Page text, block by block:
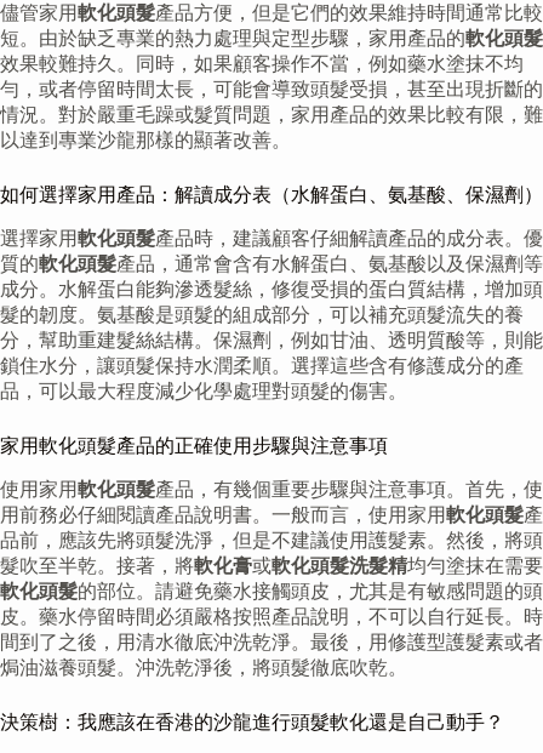
儘管家用軟化頭髮產品方便，但是它們的效果維持時間通常比較
短。由於缺乏專業的熱力處理與定型步驟，家用產品的軟化頭髮
效果較難持久。同時，如果顧客操作不當，例如藥水塗抹不均
勻，或者停留時間太長，可能會導致頭髮受損，甚至出現折斷的
情況。對於嚴重毛躁或髮質問題，家用產品的效果比較有限，難
以達到專業沙龍那樣的顯著改善。
如何選擇家用產品：解讀成分表（水解蛋白、氨基酸、保濕劑）
選擇家用軟化頭髮產品時，建議顧客仔細解讀產品的成分表。優
質的軟化頭髮產品，通常會含有水解蛋白、氨基酸以及保濕劑等
成分。水解蛋白能夠滲透髮絲，修復受損的蛋白質結構，增加頭
髮的韌度。氨基酸是頭髮的組成部分，可以補充頭髮流失的養
分，幫助重建髮絲結構。保濕劑，例如甘油、透明質酸等，則能
鎖住水分，讓頭髮保持水潤柔順。選擇這些含有修護成分的產
品，可以最大程度減少化學處理對頭髮的傷害。
家用軟化頭髮產品的正確使用步驟與注意事項
使用家用軟化頭髮產品，有幾個重要步驟與注意事項。首先，使
用前務必仔細閱讀產品說明書。一般而言，使用家用軟化頭髮產
品前，應該先將頭髮洗淨，但是不建議使用護髮素。然後，將頭
髮吹至半乾。接著，將軟化膏或軟化頭髮洗髮精均勻塗抹在需要
軟化頭髮的部位。請避免藥水接觸頭皮，尤其是有敏感問題的頭
皮。藥水停留時間必須嚴格按照產品說明，不可以自行延長。時
間到了之後，用清水徹底沖洗乾淨。最後，用修護型護髮素或者
焗油滋養頭髮。沖洗乾淨後，將頭髮徹底吹乾。
決策樹：我應該在香港的沙龍進行頭髮軟化還是自己動手？